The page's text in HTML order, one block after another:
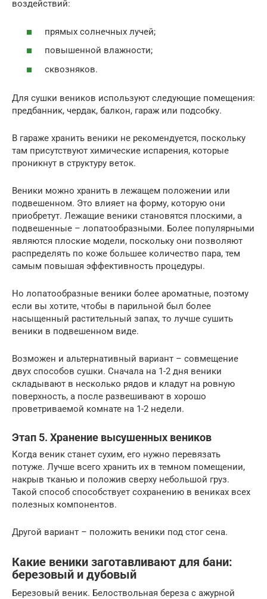
воздействий:
прямых солнечных лучей;
повышенной влажности;
сквозняков.
Для сушки веников используют следующие помещения:
предбанник, чердак, балкон, гараж или подсобку.
В гараже хранить веники не рекомендуется, поскольку
там присутствуют химические испарения, которые
проникнут в структуру веток.
Веники можно хранить в лежащем положении или
подвешенном. Это влияет на форму, которую они
приобретут. Лежащие веники становятся плоскими, а
подвешенные – лопатообразными. Более популярными
являются плоские модели, поскольку они позволяют
распределять по коже большее количество пара, тем
самым повышая эффективность процедуры.
Но лопатообразные веники более ароматные, поэтому
если вы хотите, чтобы в парильной был более
насыщенный растительный запах, то лучше сушить
веники в подвешенном виде.
Возможен и альтернативный вариант – совмещение
двух способов сушки. Сначала на 1-2 дня веники
складывают в несколько рядов и кладут на ровную
поверхность, а после развешивают в хорошо
проветриваемой комнате на 1-2 недели.
Этап 5. Хранение высушенных веников
Когда веник станет сухим, его нужно перевязать
потуже. Лучше всего хранить их в темном помещении,
накрыв тканью и положив сверху небольшой груз.
Такой способ способствует сохранению в вениках всех
полезных компонентов.
Другой вариант – положить веники под стог сена.
Какие веники заготавливают для бани:
березовый и дубовый
Березовый веник. Белоствольная береза с ажурной